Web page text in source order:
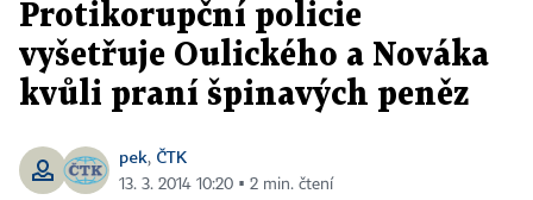
Protikorupční policie
vyšetřuje Oulického a Nováka
kvůli praní špinavých peněz
pek, ČTK
13. 3. 2014 10:20 ▪ 2 min. čtení